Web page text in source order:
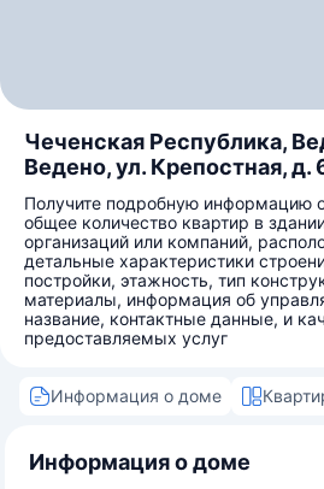
Чеченская Республика,
Ведено, ул. Крепостная, д.
Получите подробную информацию
общее количество квартир в
организаций или компаний,
детальные характеристики
постройки, этажность, тип
материалы, информация об
название, контактные данные, и
предоставляемых услуг
Информация о доме
Информация о доме